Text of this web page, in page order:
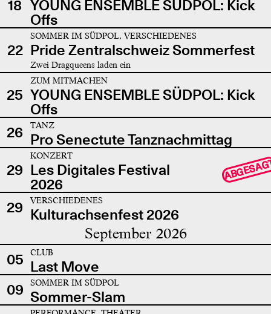
18 YOUNG ENSEMBLE SÜDPOL: Kick
Offs
22
SOMMER IM SÜDPOL, VERSCHIEDENES
Pride Zentralschweiz Sommerfest
Zwei Dragqueens laden ein
25
ZUM MITMACHEN
YOUNG ENSEMBLE SÜDPOL: Kick
Offs
26
TANZ
Pro Senectute Tanznachmittag
29
KONZERT
Les Digitales Festival
2026
29 VERSCHIEDENES
Kulturachsenfest 2026
September 2026
05 CLUB
Last Move
09
SOMMER IM SÜDPOL
Sommer-Slam